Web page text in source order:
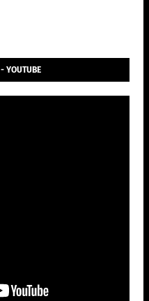
YOUTUBE